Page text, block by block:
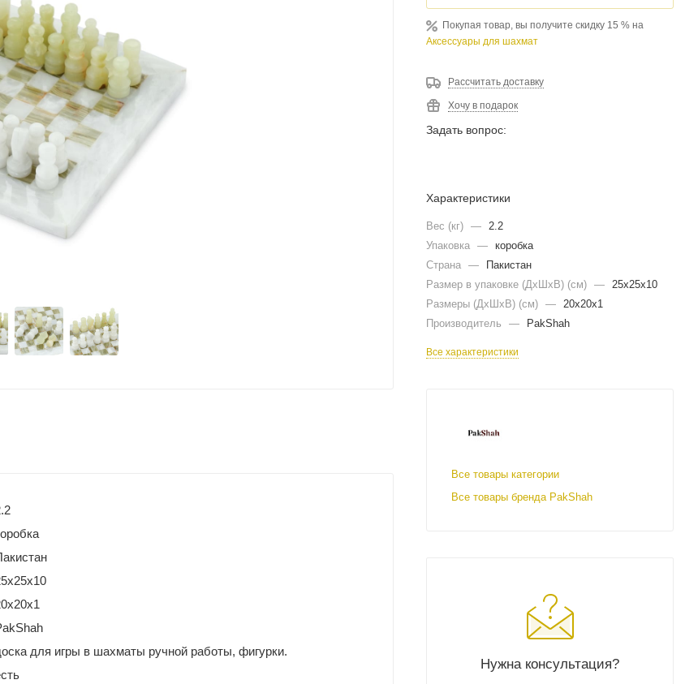
для игры в шахматы ручной работы, фигурки.
Покупая товар, вы получите скидку 15 % на
Аксессуары для шахмат
Рассчитать доставку
Хочу в подарок
Задать вопрос:
Характеристики
Вес (кг) —
2.2
Упаковка — коробка
Страна —
Пакистан
Размер в упаковке (ДхШxВ) (см) —
25х25х10
Размеры (ДxШxВ) (см) —
20х20х1
Производитель
— PakShah
Все характеристики
Все товары категории
Все товары бренда PakShah
Нужна консультация?